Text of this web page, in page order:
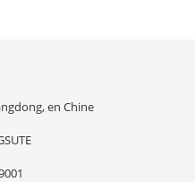
en Chine